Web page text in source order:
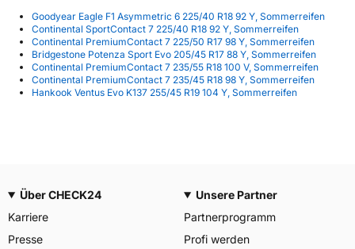
Goodyear Eagle F1 Asymmetric 6 225/40 R18 92 Y, Sommerreifen
Continental SportContact 7 225/40 R18 92 Y, Sommerreifen
Continental PremiumContact 7 225/50 R17 98 Y, Sommerreifen
Bridgestone Potenza Sport Evo 205/45 R17 88 Y, Sommerreifen
Continental PremiumContact 7 235/55 R18 100 V, Sommerreifen
Continental PremiumContact 7 235/45 R18 98 Y, Sommerreifen
Hankook Ventus Evo K137 255/45 R19 104 Y, Sommerreifen
Über CHECK24
Karriere
Presse
Unsere Partner
Partnerprogramm
Profi werden